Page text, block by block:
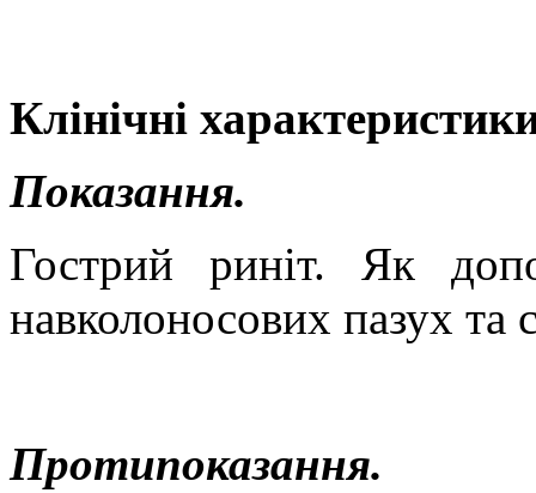
Клінічні
Показання.
Гострий риніт. Як
навколоносових пазух та
Протипоказання.